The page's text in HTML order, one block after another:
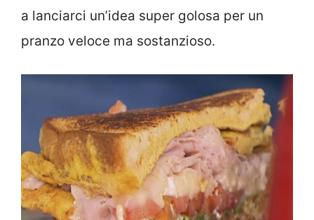
a lanciarci un’idea super golosa per un
pranzo veloce ma sostanzioso.